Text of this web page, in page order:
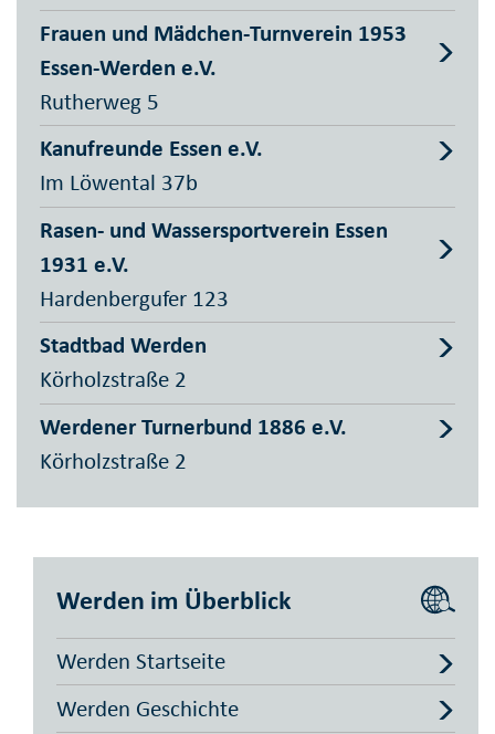
Frauen und Mädchen-Turnverein 1953
Essen-Werden e.V.
Rutherweg 5
Kanufreunde Essen e.V.
Im Löwental 37b
Rasen- und Wassersportverein Essen
1931 e.V.
Hardenbergufer 123
Stadtbad Werden
Körholzstraße 2
Werdener Turnerbund 1886 e.V.
Körholzstraße 2
Werden im Überblick
Werden Startseite
Werden Geschichte